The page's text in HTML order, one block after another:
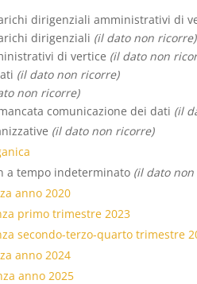
dirigenziali amministrativi di
dirigenziali (il dato non ricorre)
di vertice (il dato non
(il dato non ricorre)
non ricorre)
comunicazione dei dati (il
(il dato non ricorre)
a tempo indeterminato (il dato
anno 2020
primo trimestre 2023
secondo-terzo-quarto trimestre
anno 2024
anno 2025